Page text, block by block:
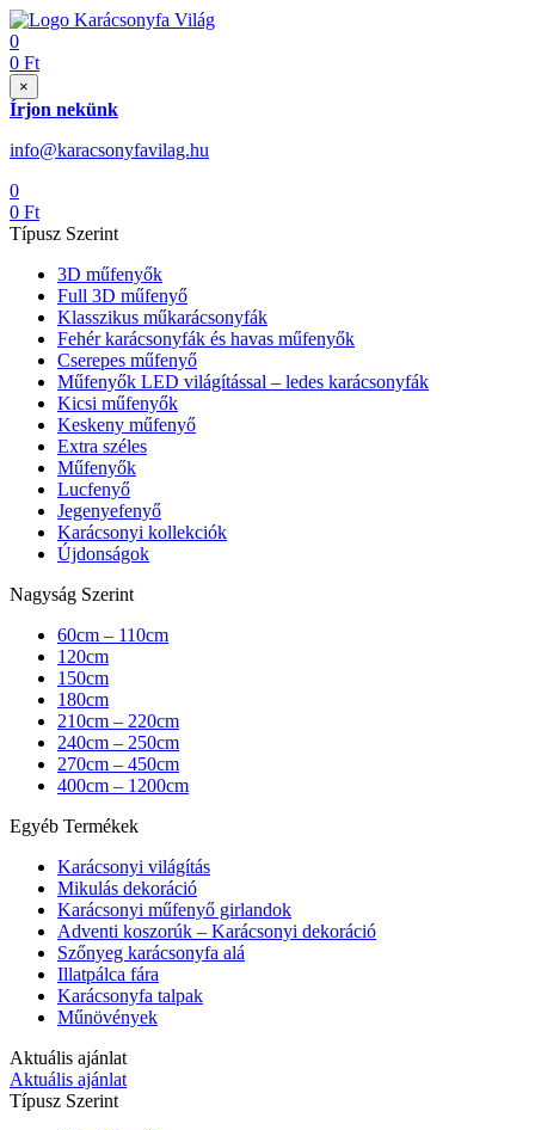
0
0 Ft
×
Írjon nekünk
info@karacsonyfavilag.hu
0
0 Ft
Típusz Szerint
3D műfenyők
Full 3D műfenyő
Klasszikus műkarácsonyfák
Fehér karácsonyfák és havas műfenyők
Cserepes műfenyő
Műfenyők LED világítással – ledes karácsonyfák
Kicsi műfenyők
Keskeny műfenyő
Extra széles
Műfenyők
Lucfenyő
Jegenyefenyő
Karácsonyi kollekciók
Újdonságok
Nagyság Szerint
60cm – 110cm
120cm
150cm
180cm
210cm – 220cm
240cm – 250cm
270cm – 450cm
400cm – 1200cm
Egyéb Termékek
Karácsonyi világítás
Mikulás dekoráció
Karácsonyi műfenyő girlandok
Adventi koszorúk – Karácsonyi dekoráció
Szőnyeg karácsonyfa alá
Illatpálca fára
Karácsonyfa talpak
Műnövények
Aktuális ajánlat
Aktuális ajánlat
Típusz Szerint